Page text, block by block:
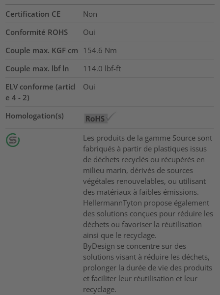
Certification CE
Non
Conformité ROHS
Oui
Couple max. KGF cm 154.6 Nm
Couple max. lbf ln
114.0 lbf-ft
ELV conforme (articl
e 4 - 2)
Oui
Homologation(s)
Les produits de la gamme Source sont
fabriqués à partir de plastiques issus
de déchets recyclés ou récupérés en
milieu marin, dérivés de sources
végétales renouvelables, ou utilisant
des matériaux à faibles émissions.
HellermannTyton propose également
des solutions conçues pour réduire les
déchets ou favoriser la réutilisation
ainsi que le recyclage.
ByDesign se concentre sur des
solutions visant à réduire les déchets,
prolonger la durée de vie des produits
et faciliter leur réutilisation et leur
recyclage.